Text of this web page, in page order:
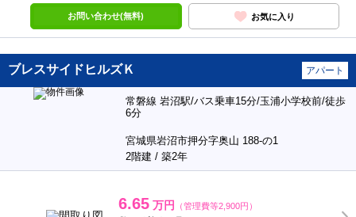
東北本線 岩沼駅/徒歩18分
宮城県岩沼市桑原１丁目 4-8
5.7万円（管理費等2,000円）
敷 － / 礼 －